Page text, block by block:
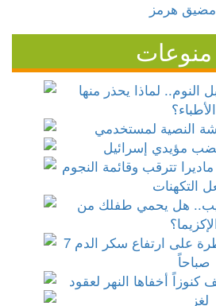
منوعات